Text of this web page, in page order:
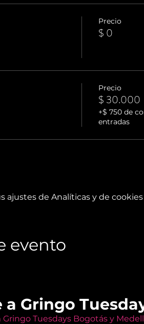
Precio
$ 0
Precio
$ 30.000
+$ 750 de
entradas
ajustes de Analíticas y de
evento
a Gringo
Gringo Tuesdays Bogotás y